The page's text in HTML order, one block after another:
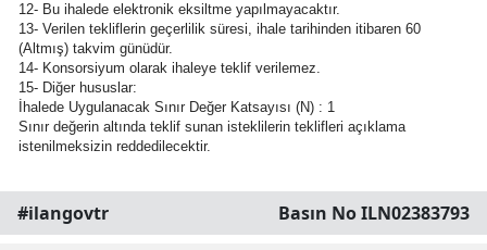
Kırıkkale
Şırnak
Ardahan
12- Bu ihalede elektronik eksiltme yapılmayacaktır.
13- Verilen tekliflerin geçerlilik süresi, ihale tarihinden itibaren 60
(Altmış) takvim günüdür.
14- Konsorsiyum olarak ihaleye teklif verilemez.
15- Diğer hususlar:
İhalede Uygulanacak Sınır Değer Katsayısı (N) : 1
Sınır değerin altında teklif sunan isteklilerin teklifleri açıklama
istenilmeksizin reddedilecektir.
#ilangovtr Basın No ILN02383793